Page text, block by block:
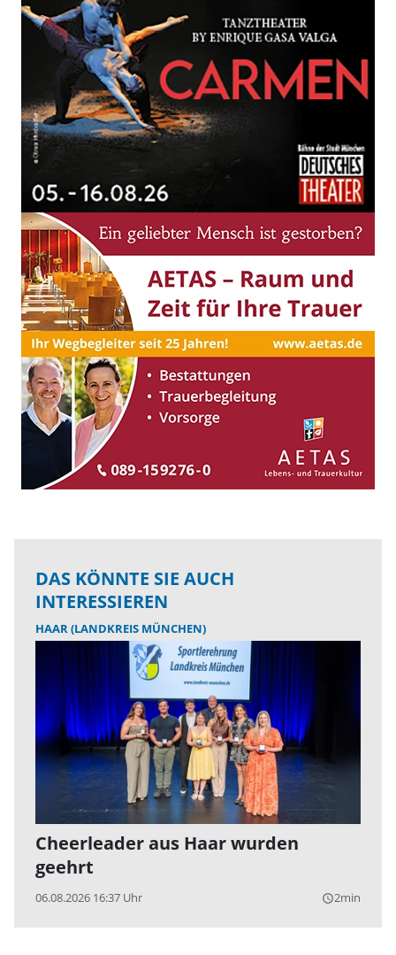
DAS KÖNNTE SIE AUCH
INTERESSIEREN
HAAR (LANDKREIS MÜNCHEN)
Cheerleader aus Haar wurden
geehrt
06.08.2026 16:37 Uhr query_builder2min